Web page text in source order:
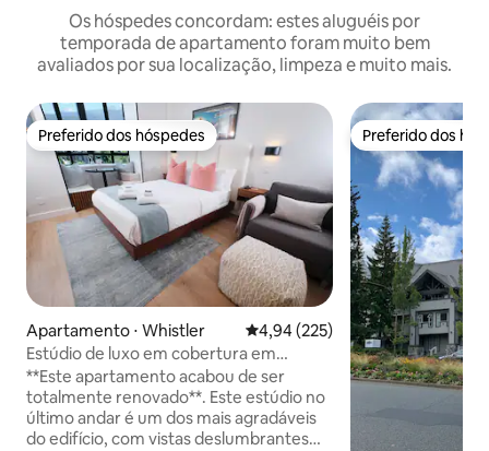
Os hóspedes concordam: estes aluguéis por
temporada de apartamento foram muito bem
avaliados por sua localização, limpeza e muito mais.
Preferido dos hóspedes
Preferido dos hóspedes
Apartamento ⋅ Whistler 4,94 de uma avaliação média de
4,94 (225)
Estúdio de luxo em cobertura em
Whistler {Piscina/Banheira de
hidromassagem/Academia}
**Este apartamento acabou de ser
totalmente renovado**. Este estúdio no
último andar é um dos mais agradáveis
do edifício, com vistas deslumbrantes
Preferido dos
Preferido dos